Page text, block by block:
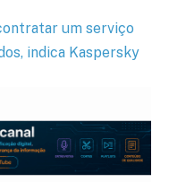
um serviço
indica Kaspersky